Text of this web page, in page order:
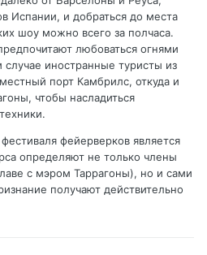
Испании, и добраться до места
шоу можно всего за полчаса.
любоваться огнями
иностранные туристы из
порт Камбрилс, откуда и
чтобы насладиться
фейерверков является
определяют не только члены
с мэром Таррагоны), но и сами
получают действительно